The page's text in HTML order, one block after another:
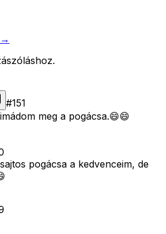
#151
meg a pogácsa.😄😄
pogácsa a kedvenceim, de